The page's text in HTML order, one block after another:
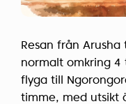
Resan från
normalt omkring 4
flyga till
timme, med utsikt